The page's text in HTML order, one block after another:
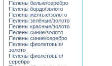
Пелены белые/серебро
Пелены бордо/золото
Пелены жёлтые/золото
Пелены зелёные/золото
Пелены красные/золото
Пелены синие/золото
Пелены синие/серебро
Пелены фиолетовые/
золото
Пелены фиолетовые/
серебро